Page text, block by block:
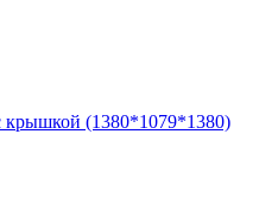
крышкой (1380*1079*1380)